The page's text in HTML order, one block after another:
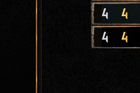
4 4
4 4